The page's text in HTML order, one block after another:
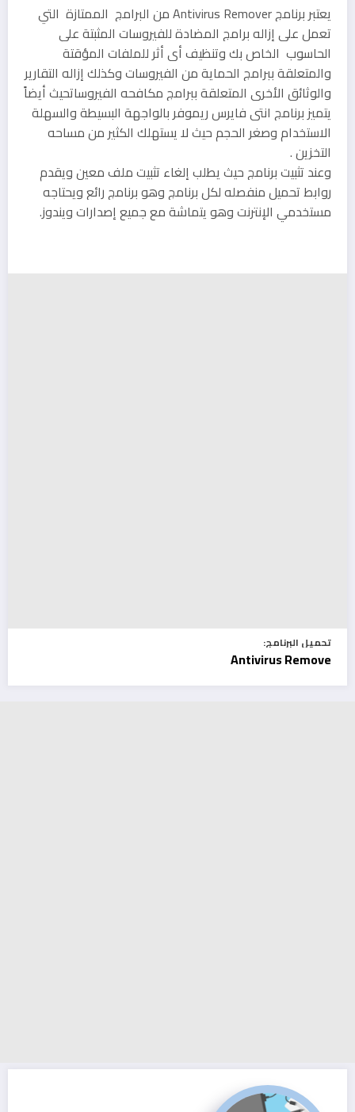
يعتبر برنامج Antivirus Remover من البرامج الممتازة التي
تعمل على إزاله برامج المضادة للفيروسات المثبتة على
الحاسوب الخاص بك وتنظيف أي أثر للملفات المؤقتة
والمتعلقة ببرامج الحماية من الفيروسات وكذلك إزاله التقارير
والوثائق الأخرى المتعلقة ببرامج مكافحه الفيروساتحيث أيضاً
يتميز برنامج انتي فايرس ريموفر بالواجهة البسيطة والسهلة
الاستخدام وصغر الحجم حيث لا يستهلك الكثير من مساحه
التخزين .
وعند تثبيت برنامج حيث يطلب إلغاء تثبيت ملف معين ويقدم
روابط تحميل منفصله لكل برنامج وهو برنامج رائع ويحتاجه
مستخدمي الإنترنت وهو يتماشة مع جميع إصدارات ويندوز.
تحميل البرنامج:
Antivirus Remove